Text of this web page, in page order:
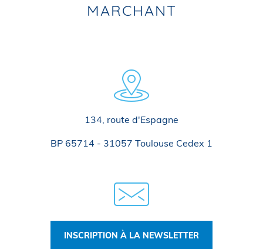
MARCHANT
134, route d'Espagne
BP 65714 - 31057 Toulouse Cedex 1
INSCRIPTION À LA NEWSLETTER